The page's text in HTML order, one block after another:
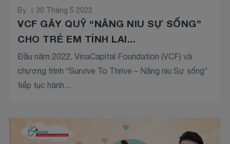
By 30 Tháng 5 2022
VCF GÂY QUỸ “NÂNG NIU SỰ SỐNG”
CHO TRẺ EM TỈNH LAI...
Đầu năm 2022, VinaCapital Foundation (VCF) và
chương trình “Survive To Thrive – Nâng niu Sự sống”
tiếp tục hành...